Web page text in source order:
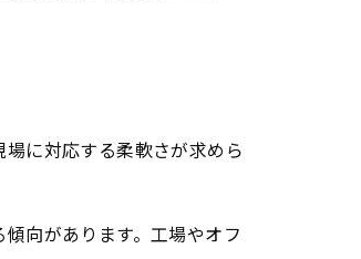
に対応する柔軟さが求めら
向があります。工場やオフ